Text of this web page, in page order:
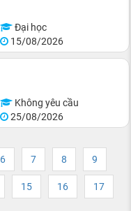
Đại học
15/08/2026
Không yêu cầu
25/08/2026
6 7 8 9
15 16 17